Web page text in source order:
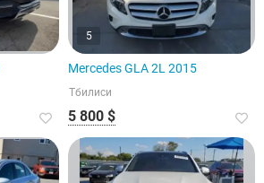
5
Mercedes GLA 2L 2015
Тбилиси
5 800 $